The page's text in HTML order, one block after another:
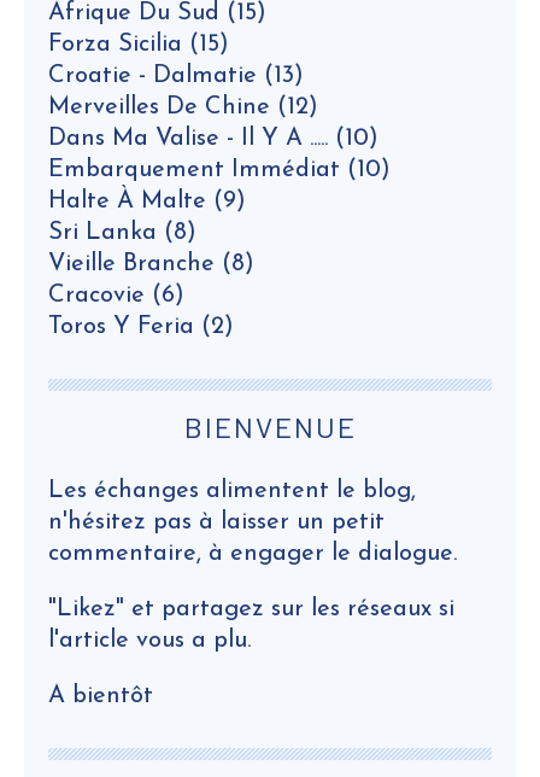
Afrique Du Sud (15)
Forza Sicilia (15)
Croatie - Dalmatie (13)
Merveilles De Chine (12)
Dans Ma Valise - Il Y A ..... (10)
Embarquement Immédiat (10)
Halte À Malte (9)
Sri Lanka (8)
Vieille Branche (8)
Cracovie (6)
Toros Y Feria (2)
BIENVENUE
Les échanges alimentent le blog,
n'hésitez pas à laisser un petit
commentaire, à engager le dialogue.
"Likez" et partagez sur les réseaux si
l'article vous a plu.
A bientôt